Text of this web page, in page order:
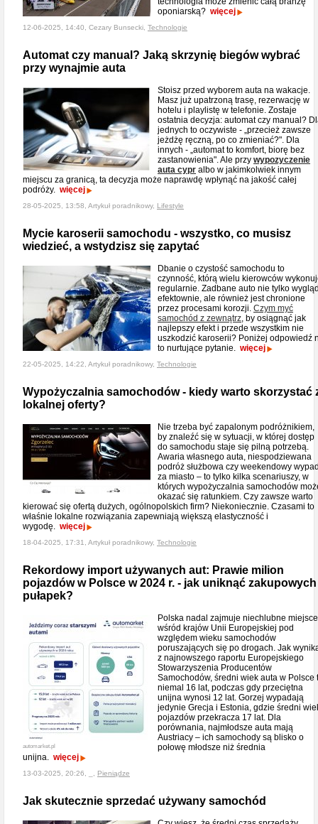
oponiarską? więcej
12-06-2025, 14:40, Cezary Bunsecki, Technologie
Automat czy manual? Jaką skrzynię biegów wybrać
przy wynajmie auta
Stoisz przed wyborem auta na wakacje.
Masz już upatrzoną trasę, rezerwację w
hotelu i playlistę w telefonie. Zostaje
ostatnia decyzja: automat czy manual?
jednych to oczywiste - „przecież zawsze
jeżdżę ręczną, po co zmieniać?". Dla
innych - „automat to komfort, biorę bez
zastanowienia". Ale przy wypozyczenie
auta сypr albo w jakimkolwiek innym
miejscu za granicą, ta decyzja może naprawdę wpłynąć na jakość całej
podróży. więcej
28-05-2025, 13:58, Artykuł poradnikowy, Lifestyle
Mycie karoserii samochodu - wszystko, co musisz
wiedzieć, a wstydzisz się zapytać
Dbanie o czystość samochodu to
czynność, którą wielu kierowców
regularnie. Zadbane auto nie tylko
efektownie, ale również jest chronione
przez procesami korozji. Czym myć
samochód z zewnątrz, by osiągnąć jak
najlepszy efekt i przede wszystkim nie
uszkodzić karoserii? Poniżej odpowiedź
to nurtujące pytanie. więcej
22-05-2025, 14:22, Artykuł poradnikowy, Technologie
Wypożyczalnia samochodów - kiedy warto skorzystać
lokalnej oferty?
Nie trzeba być zapalonym podróżnikiem,
by znaleźć się w sytuacji, w której dostęp
do samochodu staje się pilną potrzebą.
Awaria własnego auta, niespodziewana
podróż służbowa czy weekendowy
za miasto – to tylko kilka scenariuszy, w
których wypożyczalnia samochodów
okazać się ratunkiem. Czy zawsze warto
kierować się ofertą dużych, ogólnopolskich firm? Niekoniecznie. Czasami to
właśnie lokalne rozwiązania zapewniają większą elastyczność i
wygodę. więcej
18-04-2025, 17:31, Artykuł poradnikowy, Technologie
Rekordowy import używanych aut: Prawie milion
pojazdów w Polsce w 2024 r. - jak uniknąć zakupowych
pułapek?
automarket.pl
Polska nadal zajmuje niechlubne miejsce
wśród krajów Unii Europejskiej pod
względem wieku samochodów
poruszających się po drogach. Jak
z najnowszego raportu Europejskiego
Stowarzyszenia Producentów
Samochodów, średni wiek auta w Polsce
niemal 16 lat, podczas gdy przeciętna
unijna wynosi 12 lat. Gorzej wypadają
jedynie Grecja i Estonia, gdzie średni
pojazdów przekracza 17 lat. Dla
porównania, najmłodsze auta mają
Austriacy – ich samochody są blisko o
połowę młodsze niż średnia
unijna. więcej
13-03-2025, 20:26, _, Pieniądze
Jak skutecznie sprzedać używany samochód